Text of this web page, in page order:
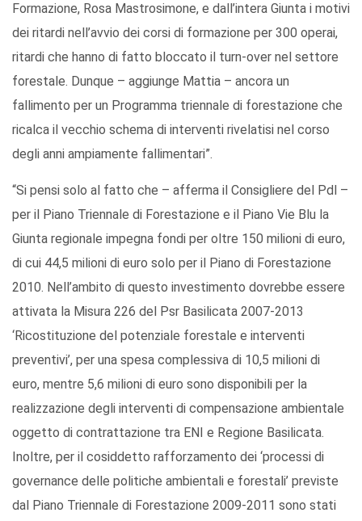
Formazione, Rosa Mastrosimone, e dall’intera Giunta i motivi
dei ritardi nell’avvio dei corsi di formazione per 300 operai,
ritardi che hanno di fatto bloccato il turn-over nel settore
forestale. Dunque – aggiunge Mattia – ancora un
fallimento per un Programma triennale di forestazione che
ricalca il vecchio schema di interventi rivelatisi nel corso
degli anni ampiamente fallimentari”.
“Si pensi solo al fatto che – afferma il Consigliere del Pdl –
per il Piano Triennale di Forestazione e il Piano Vie Blu la
Giunta regionale impegna fondi per oltre 150 milioni di euro,
di cui 44,5 milioni di euro solo per il Piano di Forestazione
2010. Nell’ambito di questo investimento dovrebbe essere
attivata la Misura 226 del Psr Basilicata 2007-2013
‘Ricostituzione del potenziale forestale e interventi
preventivi’, per una spesa complessiva di 10,5 milioni di
euro, mentre 5,6 milioni di euro sono disponibili per la
realizzazione degli interventi di compensazione ambientale
oggetto di contrattazione tra ENI e Regione Basilicata.
Inoltre, per il cosiddetto rafforzamento dei ‘processi di
governance delle politiche ambientali e forestali’ previste
dal Piano Triennale di Forestazione 2009-2011 sono stati